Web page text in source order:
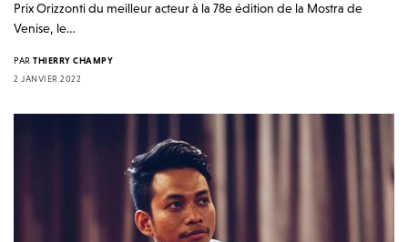
Prix Orizzonti du meilleur acteur à la 78e édition de la Mostra de
Venise, le…
PAR THIERRY CHAMPY
2 JANVIER 2022